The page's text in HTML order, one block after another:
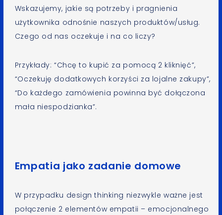
Wskazujemy, jakie są potrzeby i pragnienia
użytkownika odnośnie naszych produktów/usług.
Czego od nas oczekuje i na co liczy?
Przykłady: “Chcę to kupić za pomocą 2 kliknięć”,
“Oczekuję dodatkowych korzyści za lojalne zakupy”,
“Do każdego zamówienia powinna być dołączona
mała niespodzianka”.
Empatia jako zadanie domowe
W przypadku design thinking niezwykle ważne jest
połączenie 2 elementów empatii – emocjonalnego